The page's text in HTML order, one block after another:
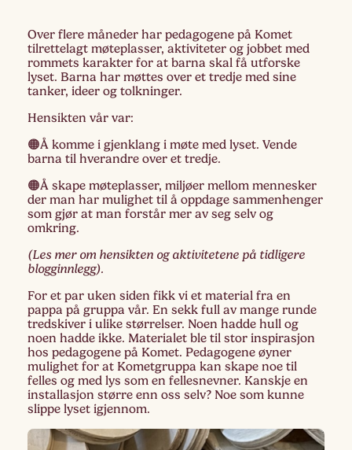
Over flere måneder har pedagogene på Komet
tilrettelagt møteplasser, aktiviteter og jobbet med
rommets karakter for at barna skal få utforske
lyset. Barna har møttes over et tredje med sine
tanker, ideer og tolkninger.
Hensikten vår var:
🟠Å komme i gjenklang i møte med lyset. Vende
barna til hverandre over et tredje.
🟠Å skape møteplasser, miljøer mellom mennesker
der man har mulighet til å oppdage sammenhenger
som gjør at man forstår mer av seg selv og
omkring.
(Les mer om hensikten og aktivitetene på tidligere
blogginnlegg).
For et par uken siden fikk vi et material fra en
pappa på gruppa vår. En sekk full av mange runde
tredskiver i ulike størrelser. Noen hadde hull og
noen hadde ikke. Materialet ble til stor inspirasjon
hos pedagogene på Komet. Pedagogene øyner
mulighet for at Kometgruppa kan skape noe til
felles og med lys som en fellesnevner. Kanskje en
installasjon større enn oss selv? Noe som kunne
slippe lyset igjennom.